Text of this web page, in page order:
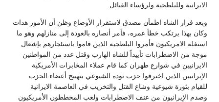
الايرانية وللبلطجية ولرؤساء القبائل.
وبعد فرار الشاه اطمأن مصدق لاستقرار الأوضاع وظن أن الأمور هدات
وكان بهذا يرتكب خطأ عمره، فأمر أنصاره بالعودة إلى منازلهم وهو ما
استغله الامريكيون فأمروا البلطجية الذين قاموا باستئجارهم بإشعال
موجة من الاضطرابات تأييداً للشاه الهارب وقتل عدد من المواطنين
الايرانيين في شوارع طهران كما قام عملاء المخابرات الأمريكية
الإيرانيين الذين اخترقوا حزب توده الشيوعي بتهييج أعضاء الحزب
للقيام بثورة شيوعية وشاع القتل والتخريب في العاصمة الايرانية
وصدم الإيرانيون من عنف الاضطرابات ولعب المخططون الأمريكيون